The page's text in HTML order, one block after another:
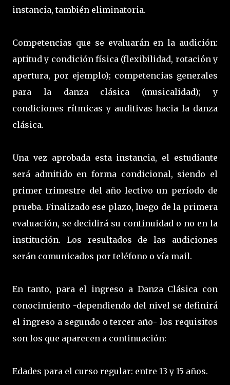
instancia, también eliminatoria.
Competencias que se evaluarán en la audición:
aptitud y condición física (flexibilidad, rotación y
apertura, por ejemplo); competencias generales
para la danza clásica (musicalidad); y
condiciones rítmicas y auditivas hacia la danza
clásica.
Una vez aprobada esta instancia, el estudiante
será admitido en forma condicional, siendo el
primer trimestre del año lectivo un período de
prueba. Finalizado ese plazo, luego de la primera
evaluación, se decidirá su continuidad o no en la
institución. Los resultados de las audiciones
serán comunicados por teléfono o vía mail.
En tanto, para el ingreso a Danza Clásica con
conocimiento -dependiendo del nivel se definirá
el ingreso a segundo o tercer año- los requisitos
son los que aparecen a continuación:
Edades para el curso regular: entre 13 y 15 años.